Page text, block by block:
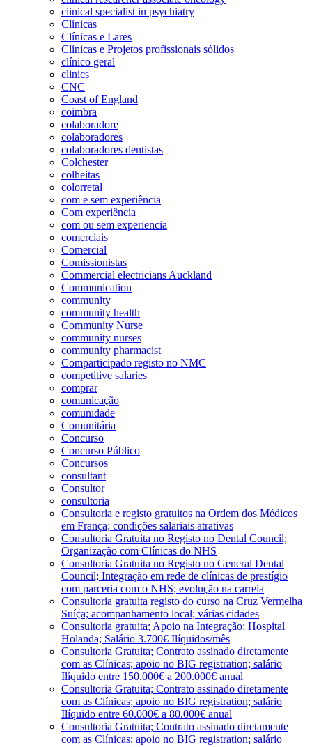
clinical specialist in psychiatry
Clínicas
Clínicas e Lares
Clínicas e Projetos profissionais sólidos
clínico geral
clinics
CNC
Coast of England
coimbra
colaboradore
colaboradores
colaboradores dentistas
Colchester
colheitas
colorretal
com e sem experiência
Com experiência
com ou sem experiencia
comerciais
Comercial
Comissionistas
Commercial electricians Auckland
Communication
community
community health
Community Nurse
community nurses
community pharmacist
Comparticipado registo no NMC
competitive salaries
comprar
comunicação
comunidade
Comunitária
Concurso
Concurso Público
Concursos
consultant
Consultor
consultoria
Consultoria e registo gratuitos na Ordem dos Médicos
em França; condições salariais atrativas
Consultoria Gratuita no Registo no Dental Council;
Organização com Clínicas do NHS
Consultoria Gratuita no Registo no General Dental
Council; Integração em rede de clínicas de prestígio
com parceria com o NHS; evolução na carreia
Consultoria gratuita registo do curso na Cruz Vermelha
Suíça; acompanhamento local; várias cidades
Consultoria gratuita; Apoio na Integração; Hospital
Holanda; Salário 3.700€ Ilíquidos/mês
Consultoria Gratuita; Contrato assinado diretamente
com as Clínicas; apoio no BIG registration; salário
Ilíquido entre 150.000€ a 200.000€ anual
Consultoria Gratuita; Contrato assinado diretamente
com as Clínicas; apoio no BIG registration; salário
Ilíquido entre 60.000€ a 80.000€ anual
Consultoria Gratuita; Contrato assinado diretamente
com as Clínicas; apoio no BIG registration; salário